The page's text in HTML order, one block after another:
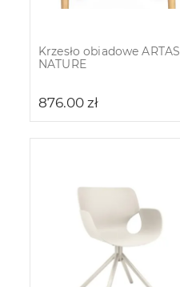
Krzesło obiadowe ARTAS
NATURE
876.00 zł